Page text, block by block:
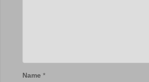
Name *